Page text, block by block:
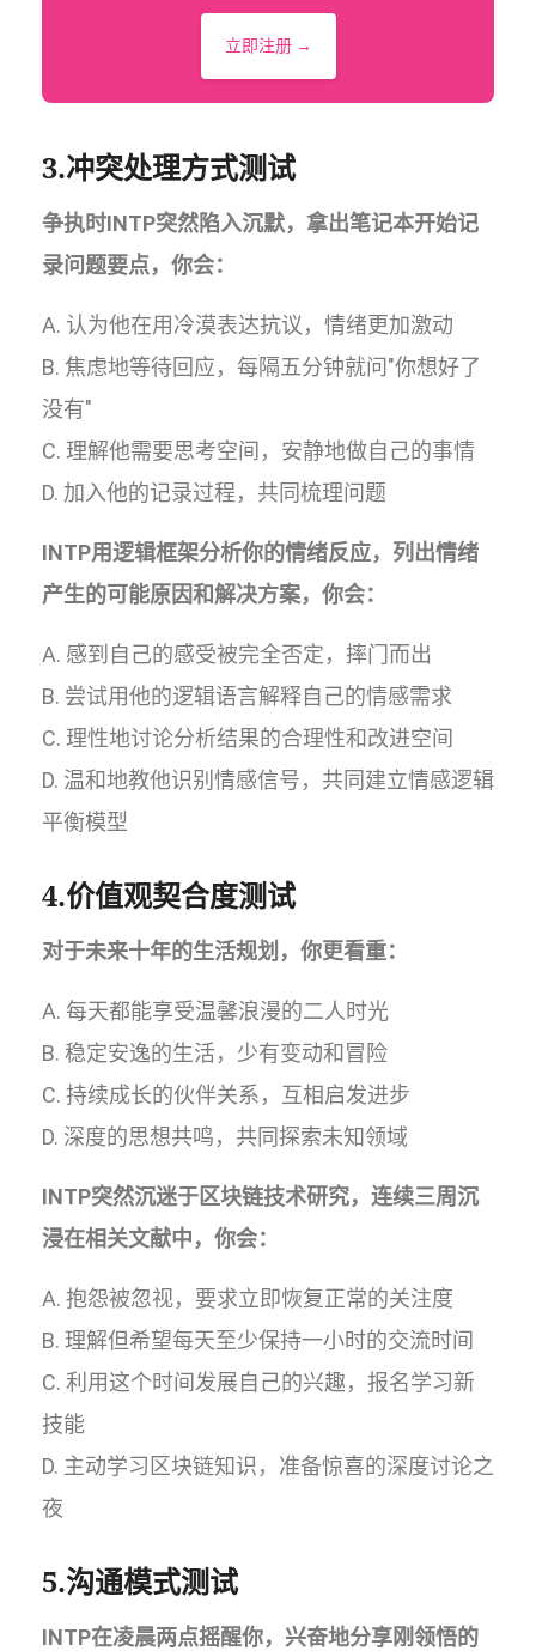
立即注册 →
3.冲突处理方式测试
争执时INTP突然陷入沉默，拿出笔记本开始记
录问题要点，你会：
A. 认为他在用冷漠表达抗议，情绪更加激动
B. 焦虑地等待回应，每隔五分钟就问"你想好了
没有"
C. 理解他需要思考空间，安静地做自己的事情
D. 加入他的记录过程，共同梳理问题
INTP用逻辑框架分析你的情绪反应，列出情绪
产生的可能原因和解决方案，你会：
A. 感到自己的感受被完全否定，摔门而出
B. 尝试用他的逻辑语言解释自己的情感需求
C. 理性地讨论分析结果的合理性和改进空间
D. 温和地教他识别情感信号，共同建立情感逻辑
平衡模型
4.价值观契合度测试
对于未来十年的生活规划，你更看重：
A. 每天都能享受温馨浪漫的二人时光
B. 稳定安逸的生活，少有变动和冒险
C. 持续成长的伙伴关系，互相启发进步
D. 深度的思想共鸣，共同探索未知领域
INTP突然沉迷于区块链技术研究，连续三周沉
浸在相关文献中，你会：
A. 抱怨被忽视，要求立即恢复正常的关注度
B. 理解但希望每天至少保持一小时的交流时间
C. 利用这个时间发展自己的兴趣，报名学习新
技能
D. 主动学习区块链知识，准备惊喜的深度讨论之
夜
5.沟通模式测试
INTP在凌晨两点摇醒你，兴奋地分享刚领悟的